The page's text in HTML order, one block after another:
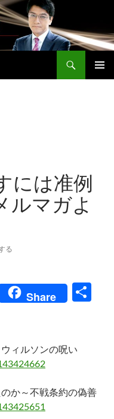
には准例
ルマガよ
る
Share
ィルソンの呪い
か～不戦条約の偽善